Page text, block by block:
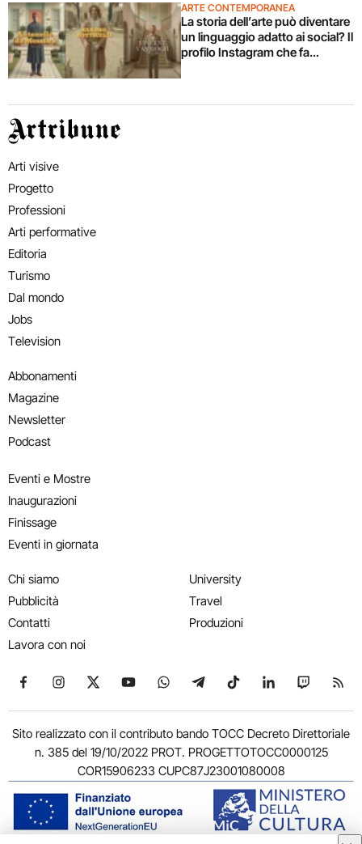
ARTE CONTEMPORANEA
La storia dell’arte può diventare
un linguaggio adatto ai social? Il
profilo Instagram che fa
Artribune
Arti visive
Progetto
Professioni
Arti performative
Editoria
Turismo
Dal mondo
Jobs
Television
Abbonamenti
Magazine
Newsletter
Podcast
Eventi e Mostre
Inaugurazioni
Finissage
Eventi in giornata
Chi siamo
Pubblicità
Contatti
Lavora con noi
University
Travel
Produzioni
Seguici su Facebook
Seguici su Instagram
Seguici su X
Seguici su YouTube
Seguici su WhatsApp
Seguici su Telegram
Seguici su TikTok
Seguici su
Seguici
Sito realizzato con il contributo bando TOCC Decreto Direttoriale
n. 385 del 19/10/2022 PROT. PROGETTOTOCC0000125
COR15906233 CUPC87J23001080008